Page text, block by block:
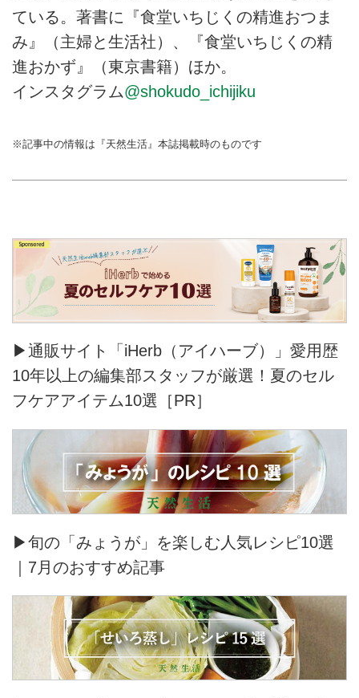
ている。著書に『食堂いちじくの精進おつま
み』（主婦と生活社）、『食堂いちじくの精
進おかず』（東京書籍）ほか。
インスタグラム@shokudo_ichijiku
※記事中の情報は『天然生活』本誌掲載時のものです
▶通販サイト「iHerb（アイハーブ）」愛用歴
10年以上の編集部スタッフが厳選！夏のセル
フケアアイテム10選［PR］
▶旬の「みょうが」を楽しむ人気レシピ10選
｜7月のおすすめ記事